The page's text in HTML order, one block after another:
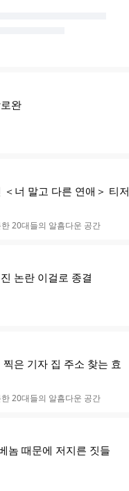
완
＜너 말고 다른 연애＞ 티저
20대들의 알흠다운 공간
논란 이걸로 종결
은 기자 집 주소 찾는 효
20대들의 알흠다운 공간
놈 때문에 저지른 짓들